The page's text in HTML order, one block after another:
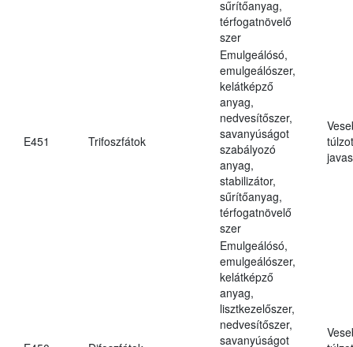
sűrítőanyag,
térfogatnövelő
szer
E451 Trifoszfátok
Emulgeálósó,
emulgeálószer,
kelátképző
anyag,
nedvesítőszer,
savanyúságot
szabályozó
anyag,
stabilizátor,
sűrítőanyag,
térfogatnövelő
szer
Emulgeálósó,
emulgeálószer,
kelátképző
anyag,
lisztkezelőszer,
nedvesítőszer,
savanyúságot